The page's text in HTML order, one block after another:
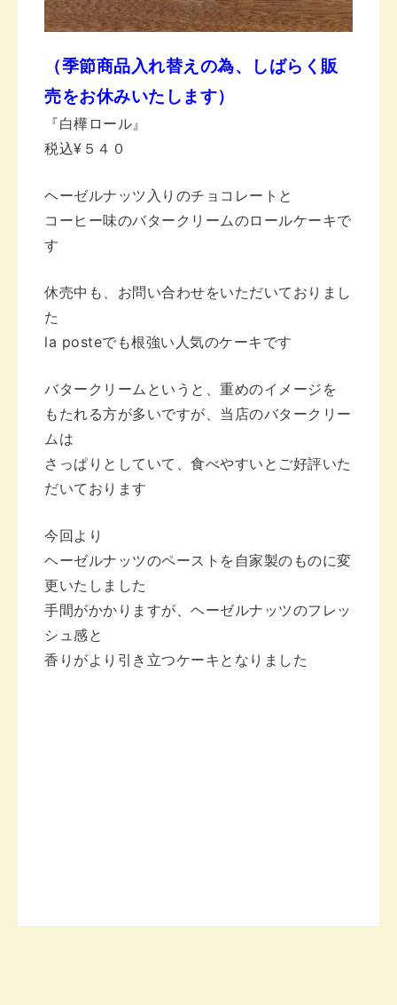
（季節商品入れ替えの為、しばらく販
売をお休みいたします）
『白樺ロール』
税込¥５４０
ヘーゼルナッツ入りのチョコレートと
コーヒー味のバタークリームのロールケーキで
す
休売中も、お問い合わせをいただいておりまし
た
la posteでも根強い人気のケーキです
バタークリームというと、重めのイメージを
もたれる方が多いですが、当店のバタークリー
ムは
さっぱりとしていて、食べやすいと ご好評いた
だいております
今回より
ヘーゼルナッツのペーストを自家製のものに変
更いたしました
手間がかかりますが、ヘーゼルナッツのフレッ
シュ感と
香りがより引き立つケーキとなりました